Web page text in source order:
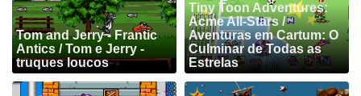
Tom and Jerry - Frantic
Antics / Tom e Jerry -
truques loucos
Tiny Toon Adventures:
Acme All-Stars /
Aventuras em Cartum: O
Culminar de Todas as
Estrelas